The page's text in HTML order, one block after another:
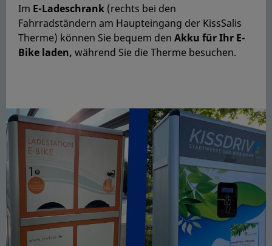
Im E-Ladeschrank (rechts bei den
Fahrradständern am Haupteingang der KissSalis
Therme) können Sie bequem den Akku für Ihr E-
Bike laden, während Sie die Therme besuchen.